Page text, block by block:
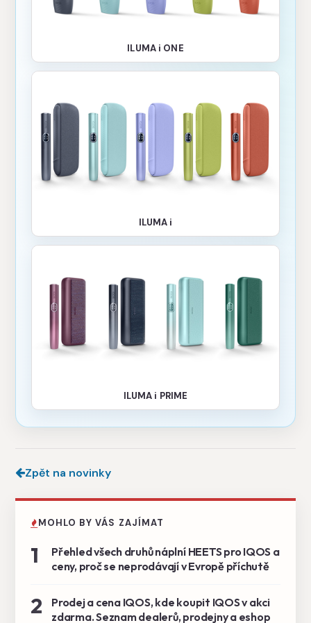
ILUMA i ONE
ILUMA i
ILUMA i PRIME
Zpět na novinky
MOHLO BY VÁS ZAJÍMAT
1
Přehled všech druhů náplní HEETS pro IQOS a
ceny, proč se neprodávají v Evropě příchutě
2
Prodej a cena IQOS, kde koupit IQOS v akci
zdarma. Seznam dealerů, prodejny a eshop